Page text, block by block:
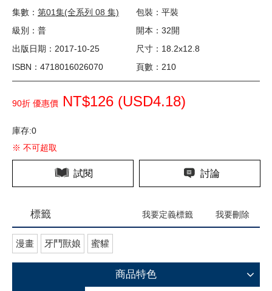
集數： 第01集(全系列 08 集)
包裝：平裝
級別：普
開本：32開
出版日期：2017-10-25
尺寸：18.2x12.8
ISBN：4718016026070
頁數：210
90折 優惠價 NT$126 (USD4.18)
庫存:0
※ 不可超取
試閱 討論
標籤 我要定義標籤 我要刪除
漫畫 牙鬥獸娘 蜜貛
商品特色